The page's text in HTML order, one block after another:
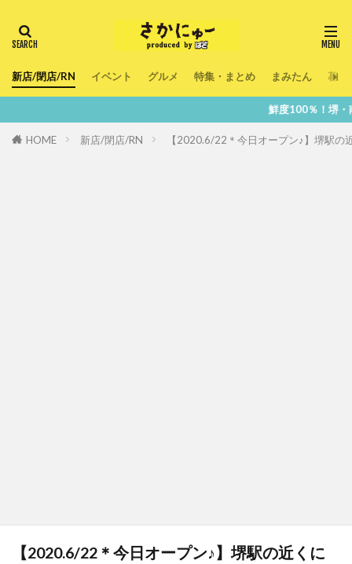
新店/閉店/RN イベント グルメ 特集・まとめ まみたん 暮ら
鮮度100％！堺・南大阪の『今』を
HOME 新店/閉店/RN 【2020.6/22＊今日オープン♪】堺駅
【2020.6/22＊今日オープン♪】堺駅の近くに